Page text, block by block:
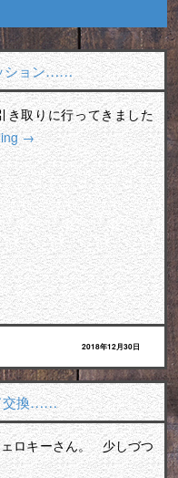
ション……
き取りに行ってきました
→
2018年12月30日
交換……
ロキーさん。 少しづつ